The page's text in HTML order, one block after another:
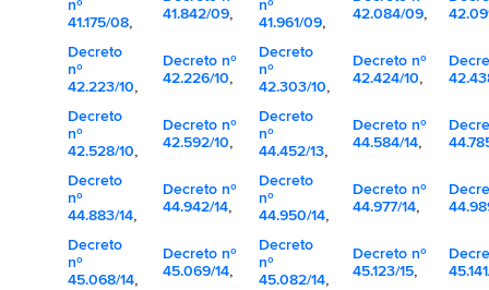
nº
41.175/08,
41.842/09,
nº
41.961/09,
42.084/09,
Decreto
nº
42.223/10,
Decreto nº
42.226/10,
Decreto
nº
42.303/10,
Decreto nº
42.424/10,
Decreto
nº
42.528/10,
Decreto nº
42.592/10,
Decreto
nº
44.452/13,
Decreto nº
44.584/14,
Decreto
nº
44.883/14,
Decreto nº
44.942/14,
Decreto
nº
44.950/14,
Decreto nº
44.977/14,
Decreto
nº
45.068/14,
Decreto nº
45.069/14,
Decreto
nº
45.082/14,
Decreto nº
45.123/15,